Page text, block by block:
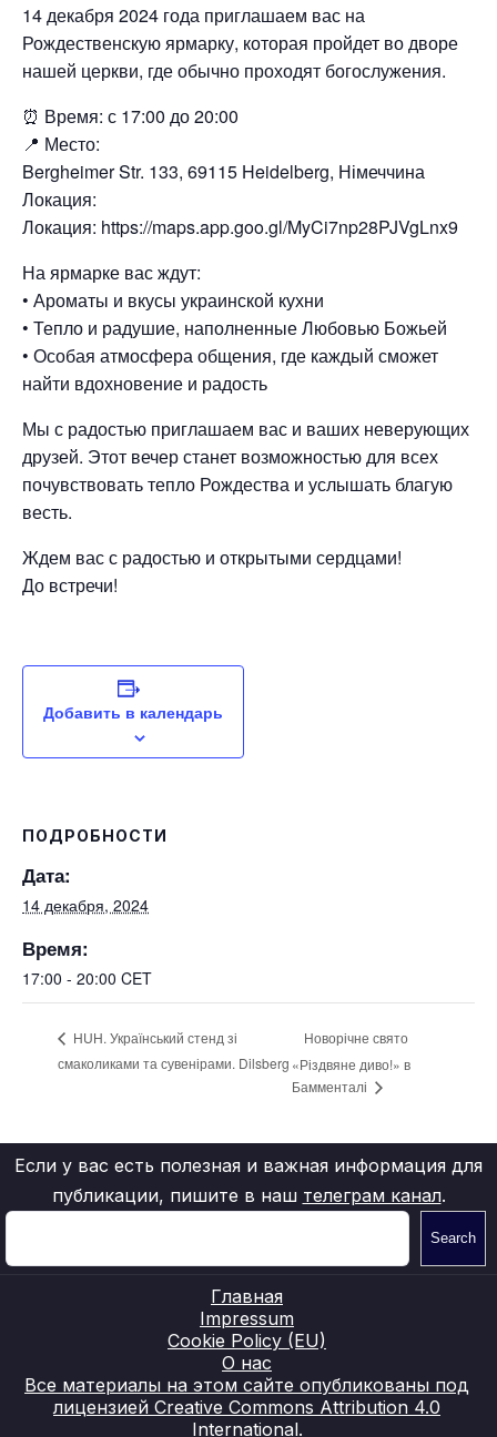
14 декабря 2024 года приглашаем вас на
Рождественскую ярмарку, которая пройдет во дворе
нашей церкви, где обычно проходят богослужения.
⏰ Время: с 17:00 до 20:00
📍 Место:
Bergheimer Str. 133, 69115 Heidelberg, Німеччина
Локация:
Локация: https://maps.app.goo.gl/MyCi7np28PJVgLnx9
На ярмарке вас ждут:
• Ароматы и вкусы украинской кухни
• Тепло и радушие, наполненные Любовью Божьей
• Особая атмосфера общения, где каждый сможет
найти вдохновение и радость
Мы с радостью приглашаем вас и ваших неверующих
друзей. Этот вечер станет возможностью для всех
почувствовать тепло Рождества и услышать благую
весть.
Ждем вас с радостью и открытыми сердцами!
До встречи!
Добавить в календарь
ПОДРОБНОСТИ
Дата:
14 декабря, 2024
Время:
17:00 - 20:00 CET
HUH. Український стенд зі
смаколиками та сувенірами. Dilsberg
Новорічне свято
«Різдвяне диво!» в
Бамменталі
Если у вас есть полезная и важная информация для
публикации, пишите в наш телеграм канал.
Search
Главная
Impressum
Cookie Policy (EU)
О нас
Все материалы на этом сайте опубликованы под
лицензией Creative Commons Attribution 4.0
International.